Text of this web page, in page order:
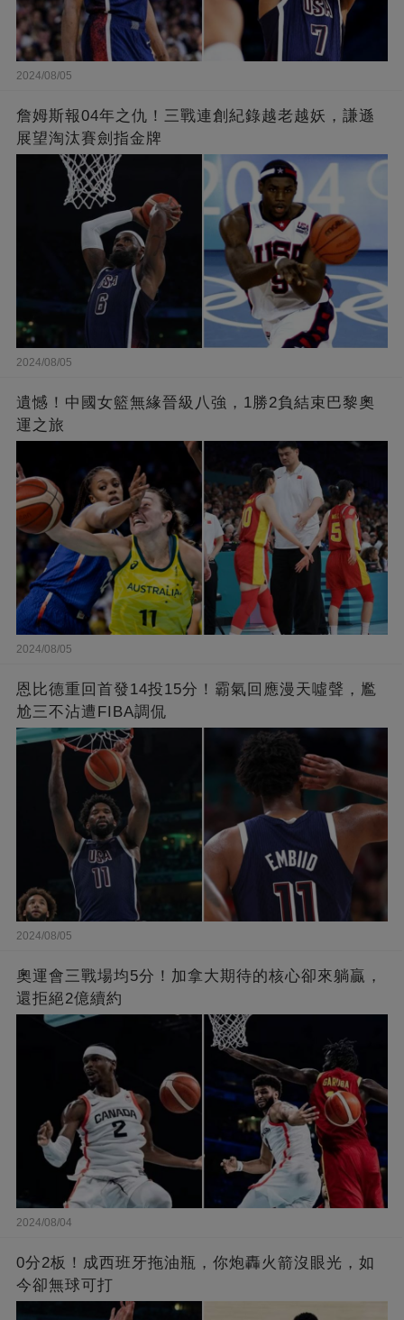
2024/08/05
詹姆斯報04年之仇！三戰連創紀錄越老越妖，謙遜
展望淘汰賽劍指金牌
2024/08/05
遺憾！中國女籃無緣晉級八強，1勝2負結束巴黎奧
運之旅
2024/08/05
恩比德重回首發14投15分！霸氣回應漫天噓聲，尷
尬三不沾遭FIBA調侃
2024/08/05
奧運會三戰場均5分！加拿大期待的核心卻來躺贏，
還拒絕2億續約
2024/08/04
0分2板！成西班牙拖油瓶，你炮轟火箭沒眼光，如
今卻無球可打